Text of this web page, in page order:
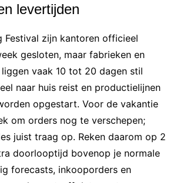
levertijden
Festival zijn kantoren officieel
gesloten, maar fabrieken en
vaak 10 tot 20 dagen stil
naar huis reist en productielijnen
opgestart. Voor de vakantie
om orders nog te verschepen;
juist traag op. Reken daarom op 2
doorlooptijd bovenop je normale
forecasts, inkooporders en